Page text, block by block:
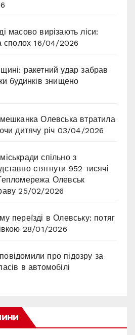
масово вирізають ліси:
сполох 16/04/2026
ракетний удар забрав
будинків знищено
Олевська втратила
дитячу річ 03/04/2026
спільно з
стягнути 952 тисячі
Олевськ
25/02/2026
переїзді в Олевську: потяг
28/01/2026
про підозру за
в автомобілі